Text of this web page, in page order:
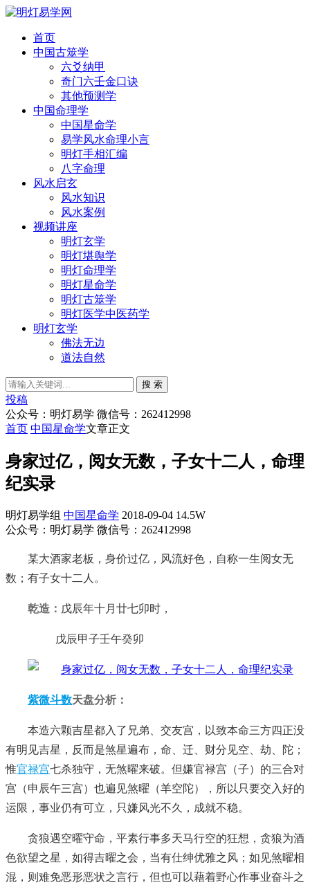
首页
中国古筮学
六爻纳甲
奇门六壬金口诀
其他预测学
中国命理学
中国星命学
易学风水命理小言
明灯手相汇编
八字命理
风水启玄
风水知识
风水案例
视频讲座
明灯玄学
明灯堪舆学
明灯命理学
明灯星命学
明灯古筮学
明灯医学中医药学
明灯玄学
佛法无边
道法自然
搜 索
投稿
公众号：明灯易学 微信号：262412998
首页 中国星命学文章正文
身家过亿，阅女无数，子女十二人，命理
纪实录
明灯易学组 中国星命学 2018-09-04 14.5W
公众号：明灯易学 微信号：262412998
某大酒家老板，身价过亿，风流好色，自称一生阅女无
数；有子女十二人。
乾造： 戊辰年十月廿七卯时，
戊辰甲子壬午癸卯
紫微斗数天盘分析：
本造六颗吉星都入了兄弟、交友宫，以致本命三方四正没
有明见吉星，反而是煞星遍布，命、迁、财分见空、劫、陀；
惟官禄宫七杀独守，无煞曜来破。但嫌官禄宫（子）的三合对
宫（申辰午三宫）也遍见煞曜（羊空陀），所以只要交入好的
运限，事业仍有可立，只嫌风光不久，成就不稳。
贪狼遇空曜守命，平素行事多天马行空的狂想，贪狼为酒
色欲望之星，如得吉曜之会，当有仕绅优雅之风；如见煞曜相
混，则难免恶形恶状之言行，但也可以藉着野心作事业奋斗之